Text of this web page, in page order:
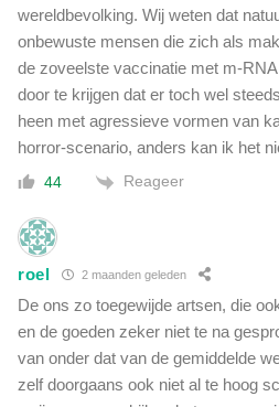
wereldbevolking. Wij weten dat
onbewuste mensen die zich als
de zoveelste vaccinatie met m-
door te krijgen dat er toch wel
heen met agressieve vormen van
horror-scenario, anders kan ik het
44 Reageer
roel 2 maanden geleden
De ons zo toegewijde artsen, die
en de goeden zeker niet te na
van onder dat van de gemiddelde
zelf doorgaans ook niet al te hoog